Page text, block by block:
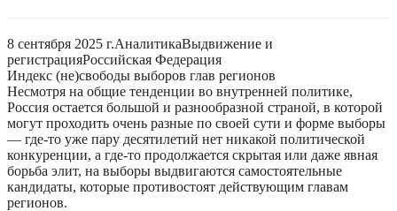
8 сентября 2025 г.АналитикаВыдвижение и
регистрацияРоссийская Федерация
Индекс (не)свободы выборов глав регионов
Несмотря на общие тенденции во внутренней политике,
Россия остается большой и разнообразной страной, в которой
могут проходить очень разные по своей сути и форме выборы
— где-то уже пару десятилетий нет никакой политической
конкуренции, а где-то продолжается скрытая или даже явная
борьба элит, на выборы выдвигаются самостоятельные
кандидаты, которые противостоят действующим главам
регионов.